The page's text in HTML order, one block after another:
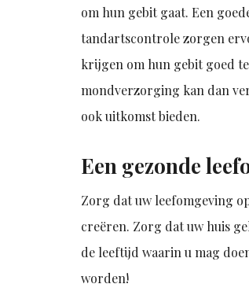
om hun gebit gaat. Een
tandartscontrole zorgen
krijgen om hun gebit goed
mondverzorging kan dan
ook uitkomst bieden.
Een gezonde
Zorg dat uw leefomgeving
creëren. Zorg dat uw huis
de leeftijd waarin u mag
worden!